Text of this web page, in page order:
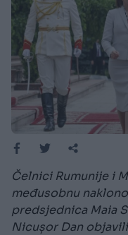
Čelnici Rumunije i
međusobnu
predsjednica Maia
Nicușor Dan